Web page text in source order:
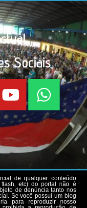
Sociais
de qualquer conteúdo
flash, etc) do portal não é
de denúncia tanto nos
Se você possui um blog
para reproduzir nosso